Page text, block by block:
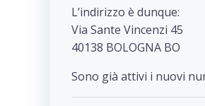
L’indirizzo è dunque:
Via Sante Vincenzi 45
40138 BOLOGNA BO
Sono già attivi i nuovi